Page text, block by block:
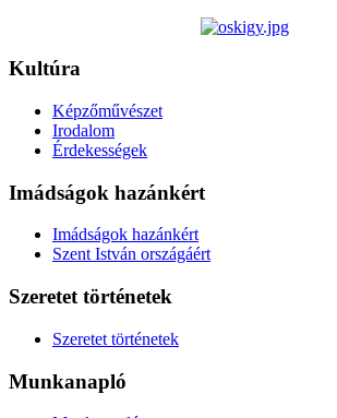
Kultúra
Képzőművészet
Irodalom
Érdekességek
Imádságok hazánkért
Imádságok hazánkért
Szent István országáért
Szeretet történetek
Szeretet történetek
Munkanapló